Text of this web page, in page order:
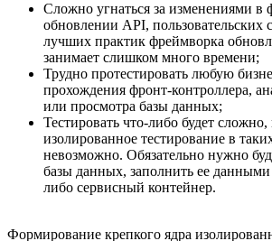
Сложно угнаться за изменениями в
обновлении API, пользовательских
лучших практик фреймворка
занимает слишком много времени;
Трудно протестировать любую
прохождения фронт-контроллера,
или просмотра базы данных;
Тестировать что-либо будет
изолированное тестирование в
невозможно. Обязательно нужно
базы данных, заполнить ее
либо сервисный контейнер.
Формирование крепкого ядра